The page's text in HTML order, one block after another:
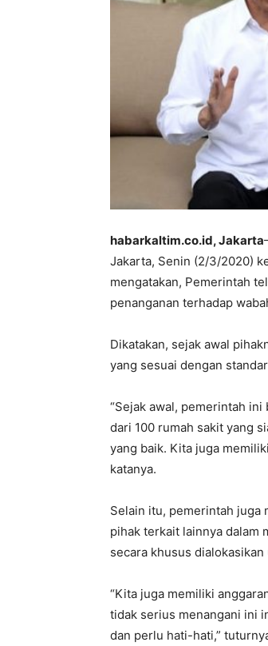
habarkaltim.co.id, Jakarta
Jakarta, Senin (2/3/2020)
mengatakan, Pemerintah
penanganan terhadap
Dikatakan, sejak awal
yang sesuai dengan
“Sejak awal, pemerintah
dari 100 rumah sakit yang
yang baik. Kita juga
katanya.
Selain itu, pemerintah juga
pihak terkait lainnya dalam
secara khusus
“Kita juga memiliki
tidak serius menangani ini
dan perlu hati-hati,”